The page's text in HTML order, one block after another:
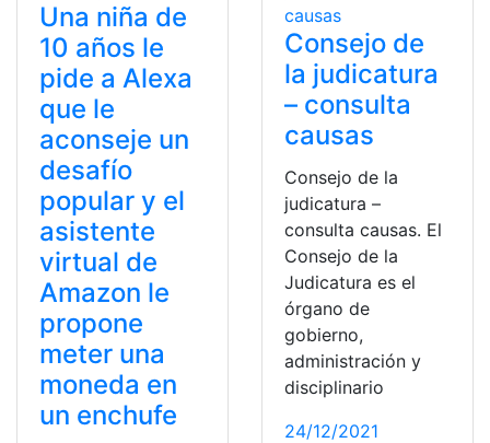
Una niña de
10 años le
pide a Alexa
que le
aconseje un
desafío
popular y el
asistente
virtual de
Amazon le
propone
meter una
moneda en
un enchufe
Consejo de
la judicatura
– consulta
causas
Consejo de la
judicatura –
consulta causas. El
Consejo de la
Judicatura es el
órgano de
gobierno,
administración y
disciplinario
24/12/2021